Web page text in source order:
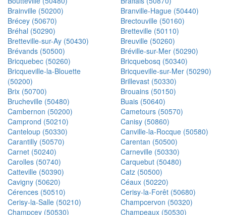
Brainville (50200)
Branville-Hague (50440)
Brécey (50670)
Brectouville (50160)
Bréhal (50290)
Bretteville (50110)
Bretteville-sur-Ay (50430)
Breuville (50260)
Brévands (50500)
Bréville-sur-Mer (50290)
Bricquebec (50260)
Bricquebosq (50340)
Bricqueville-la-Blouette
(50200)
Bricqueville-sur-Mer (50290)
Brillevast (50330)
Brix (50700)
Brouains (50150)
Brucheville (50480)
Buais (50640)
Cambernon (50200)
Cametours (50570)
Camprond (50210)
Canisy (50860)
Canteloup (50330)
Canville-la-Rocque (50580)
Carantilly (50570)
Carentan (50500)
Carnet (50240)
Carneville (50330)
Carolles (50740)
Carquebut (50480)
Catteville (50390)
Catz (50500)
Cavigny (50620)
Céaux (50220)
Cérences (50510)
Cerisy-la-Forêt (50680)
Cerisy-la-Salle (50210)
Champcervon (50320)
Champcey (50530)
Champeaux (50530)